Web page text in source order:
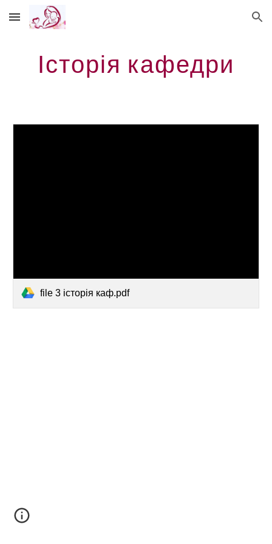
Skip to main content Skip to navigation
Історія кафедри
file 3 історія каф.pdf